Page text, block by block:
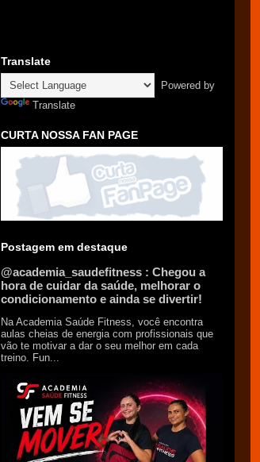
Translate
Powered by
Translate
CURTA NOSSA FAN PAGE
Postagem em destaque
@academia_saudefitness : Chegou a
hora de cuidar da saúde, melhorar o
condicionamento e ainda se divertir!
Na Academia Saúde Fitness, você encontra
aulas cheias de energia com profissionais que
vão te motivar a dar o seu melhor em cada
treino. Fun...